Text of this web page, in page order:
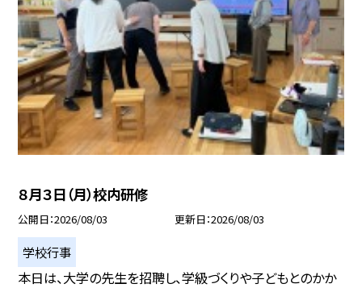
８月３日（月）校内研修
公開日 2026/08/03 更新日 2026/08/03
学校行事
本日は、大学の先生を招聘し、学級づくりや子どもとのかか